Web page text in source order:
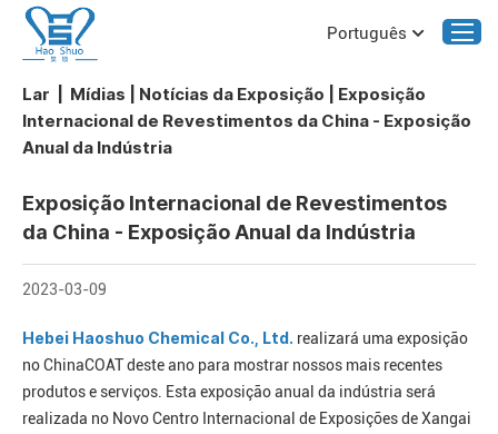
Português
Lar Mídias Notícias da Exposição
Exposição
Internacional de Revestimentos da China - Exposição
Anual da Indústria
Hebei Haoshuo Chemical Co., Ltd. realizará uma exposição
no ChinaCOAT deste ano para mostrar nossos mais recentes
produtos e serviços. Esta exposição anual da indústria será
realizada no Novo Centro Internacional de Exposições de Xangai
Exposição Internacional de Revestimentos
da China - Exposição Anual da Indústria
2023-03-09